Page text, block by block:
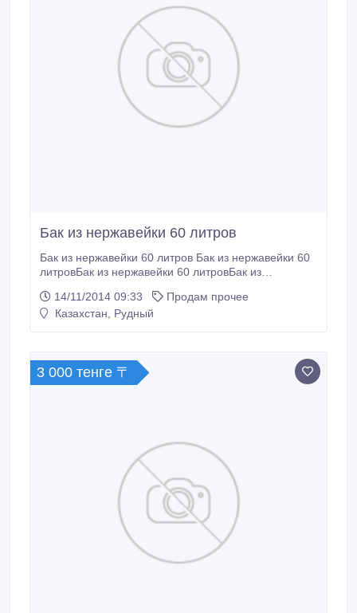
Бак из нержавейки 60 литров
Бак из нержавейки 60 литров Бак из нержавейки 60
литровБак из нержавейки 60 литровБак из
литровБак из нержавейки 60 литровБак из
нержавейки 60 литровБак из нержавейки 60
литровБак.
14/11/2014 09:33
Продам прочее
Казахстан, Рудный
3 000 тенге 〒